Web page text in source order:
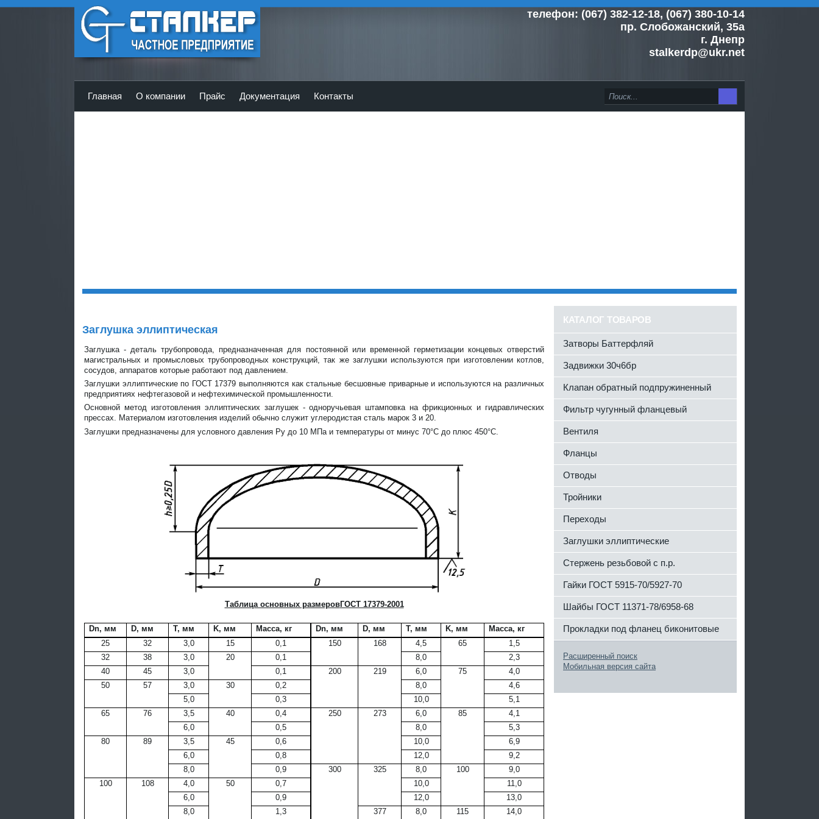
ЧП Сталкер - Главная
телефон: (067) 382-12-18, (067) 380-10-14
пр. Слобожанский, 35а
г. Днепр
stalkerdp@ukr.net
Главная О компании Прайс Документация Контакты
Заглушка эллиптическая
Заглушка - деталь трубопровода, предназначенная для постоянной или временной герметизации концевых отверстий
магистральных и промысловых трубопроводных конструкций, так же заглушки используются при изготовлении котлов,
сосудов, аппаратов которые работают под давлением.
Заглушки эллиптические по ГОСТ 17379 выполняются как стальные бесшовные приварные и используются на различных
предприятиях нефтегазовой и нефтехимической промышленности.
Основной метод изготовления эллиптических заглушек - одноручьевая штамповка на фрикционных и гидравлических
прессах. Материалом изготовления изделий обычно служит углеродистая сталь марок 3 и 20.
Заглушки предназначены для условного давления Ру до 10 МПа и температуры от минус 70°С до плюс 450°С.
Таблица основных размеровГОСТ 17379-2001
Dn, мм D, мм T, мм K, мм Масса, кг Dn, мм D, мм T, мм K, мм
Масса, кг
25
32 3,0 15 0,1 150 168 4,5 65
1,5
32
38 3,0 20 0,1 8,0
2,3
40
45 3,0 0,1 200 219 6,0 75
4,0
50
57 3,0 30 0,2 8,0
4,6
5,0
0,3 10,0
5,1
65
76 3,5 40 0,4 250 273 6,0 85
4,1
6,0
0,5 8,0
5,3
80
89 3,5 45 0,6 10,0
6,9
6,0
0,8 12,0
9,2
8,0
0,9 300 325 8,0 100
9,0
100
108 4,0 50 0,7 10,0
11,0
6,0
0,9 12,0
13,0
8,0
1,3 377 8,0 115 14,0
КАТАЛОГ ТОВАРОВ
Затворы Баттерфляй
Задвижки 30ч6бр
Клапан обратный подпружиненный
Фильтр чугунный фланцевый
Вентиля
Фланцы
Отводы
Тройники
Переходы
Заглушки эллиптические
Стержень резьбовой с п.р.
Гайки ГОСТ 5915-70/5927-70
Шайбы ГОСТ 11371-78/6958-68
Прокладки под фланец биконитовые
Расширенный поиск
Мобильная версия сайта